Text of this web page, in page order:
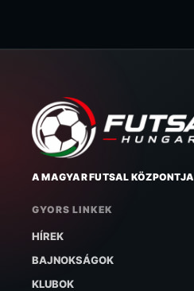
A MAGYAR FUTSAL KÖZPONTJA
GYORS LINKEK
HÍREK
BAJNOKSÁGOK
KLUBOK